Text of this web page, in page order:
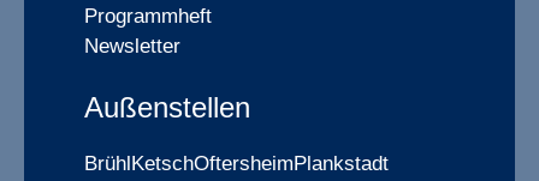
Programmheft
Newsletter
Außenstellen
BrühlKetschOftersheimPlankstadt